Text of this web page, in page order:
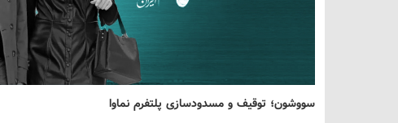
سووشون؛ توقیف و مسدودسازی پلتفرم نماوا